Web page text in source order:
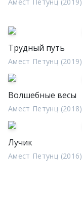
Трудный путь
Амест Петунц (2019)
Волшебные весы
Амест Петунц (2018)
Лучик
Амест Петунц (2016)